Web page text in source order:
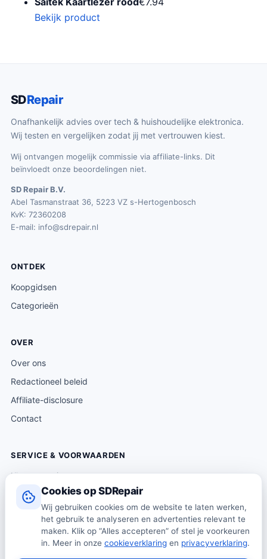
Cookies op SDRepair
Wij gebruiken cookies om de website te laten werken,
het gebruik te analyseren en advertenties relevant te
maken. Klik op “Alles accepteren” of stel je voorkeuren
in. Meer in onze cookieverklaring en privacyverklaring.
Bekijk product
SDRepair
Onafhankelijk advies over tech & huishoudelijke elektronica.
Wij testen en vergelijken zodat jij met vertrouwen kiest.
Wij ontvangen mogelijk commissie via affiliate-links. Dit
beïnvloedt onze beoordelingen niet.
SD Repair B.V.
Abel Tasmanstraat 36, 5223 VZ s-Hertogenbosch
KvK: 72360208
E-mail: info@sdrepair.nl
ONTDEK
Koopgidsen
Categorieën
OVER
Over ons
Redactioneel beleid
Affiliate-disclosure
Contact
SERVICE & VOORWAARDEN
Klantenservice
Verzending & levering
Retourneren
Algemene voorwaarden